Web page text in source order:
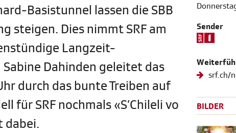
Basistunnel lassen die SBB
steigen. Dies nimmt SRF am
Langzeit-
Dahinden geleitet das
durch das bunte Treiben auf
für SRF nochmals «S’Chileli vo
dabei.
Sender
srf.ch/
BILDER